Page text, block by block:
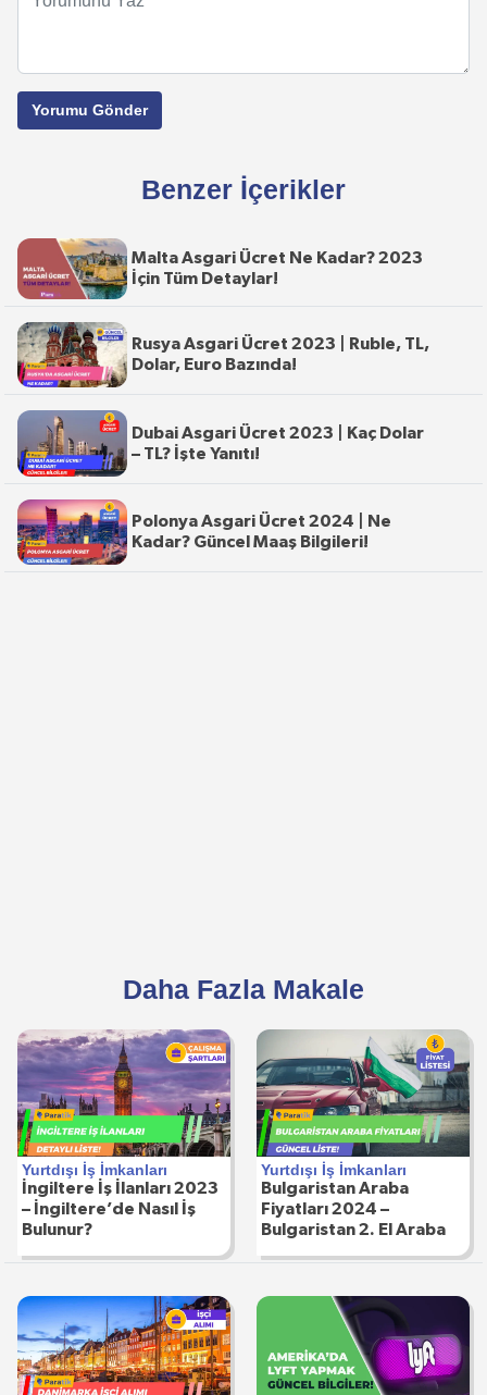
Benzer İçerikler
Malta Asgari Ücret Ne Kadar? 2023
İçin Tüm Detaylar!
Rusya Asgari Ücret 2023 | Ruble, TL,
Dolar, Euro Bazında!
Dubai Asgari Ücret 2023 | Kaç Dolar
– TL? İşte Yanıtı!
Polonya Asgari Ücret 2024 | Ne
Kadar? Güncel Maaş Bilgileri!
Daha Fazla Makale
Yurtdışı İş İmkanları
İngiltere İş İlanları 2023
– İngiltere’de Nasıl İş
Bulunur?
Yurtdışı İş İmkanları
Bulgaristan Araba
Fiyatları 2024 –
Bulgaristan 2. El Araba